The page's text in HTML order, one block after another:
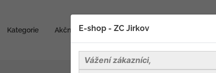
Kategorie Akční zboží Blog Kontakty
E-shop - ZC Jirkov
Vážení zákazníci,